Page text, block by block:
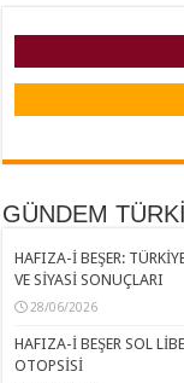
GÜNDEM
HAFIZA-İ BEŞER:
VE SİYASİ SONUÇLARI
28/06/2026
HAFIZA-İ BEŞER SOL
OTOPSİSİ